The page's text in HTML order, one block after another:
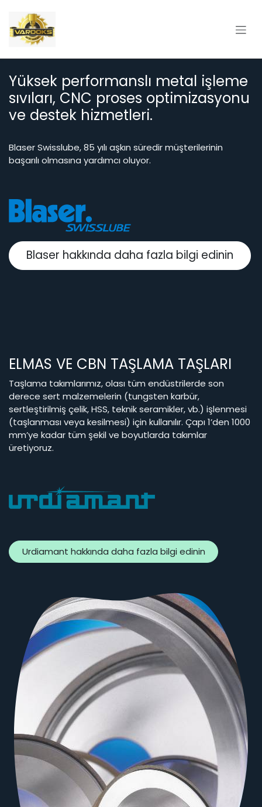
Yüksek performanslı metal işleme
sıvıları, CNC proses optimizasyonu
ve destek hizmetleri.
Blaser Swisslube, 85 yılı aşkın süredir müşterilerinin
başarılı olmasına yardımcı oluyor.
Blaser hakkında daha fazla bilgi edinin
ELMAS VE CBN TAŞLAMA TAŞLARI
Taşlama takımlarımız, olası tüm endüstrilerde son
derece sert malzemelerin (tungsten karbür,
sertleştirilmiş çelik, HSS, teknik seramikler, vb.) işlenmesi
(taşlanması veya kesilmesi) için kullanılır. Çapı 1’den 1000
mm’ye kadar tüm şekil ve boyutlarda takımlar
üretiyoruz.
Urdiamant hakkında daha fazla bilgi edinin